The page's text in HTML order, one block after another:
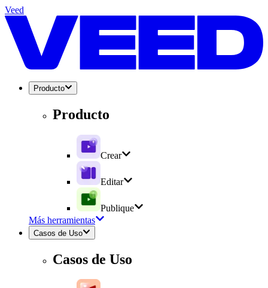
Veed
Producto
Producto
Crear
Editar
Publique
Más herramientas
Casos de Uso
Casos de Uso